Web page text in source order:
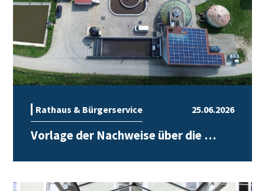
25.06.2026
Rathaus & Bürgerservice
Vorlage der Nachweise über die …